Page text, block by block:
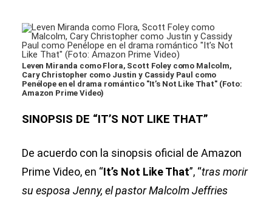
Leven Miranda como Flora, Scott Foley como Malcolm,
Cary Christopher como Justin y Cassidy Paul como
Penélope en el drama romántico "It’s Not Like That" (Foto:
Amazon Prime Video)
SINOPSIS DE “IT’S NOT LIKE THAT”
De acuerdo con la sinopsis oficial de Amazon
Prime Video, en “It’s Not Like That”, “tras morir
su esposa Jenny, el pastor Malcolm Jeffries